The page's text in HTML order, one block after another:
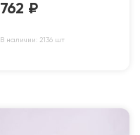
762 ₽
В наличии: 2136 шт